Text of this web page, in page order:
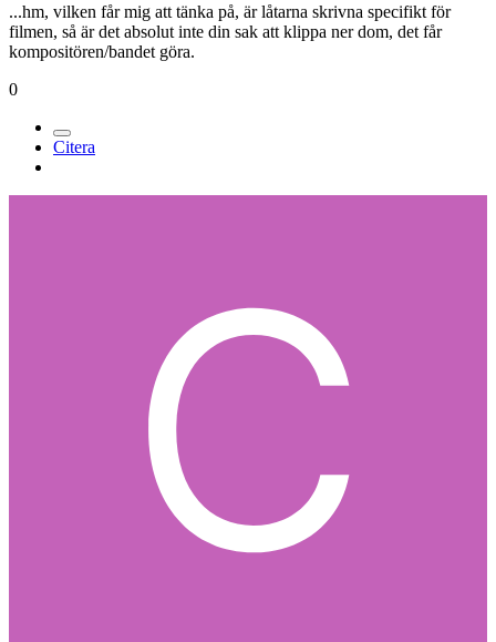
...hm, vilken får mig att tänka på, är låtarna skrivna specifikt för
filmen, så är det absolut inte din sak att klippa ner dom, det får
kompositören/bandet göra.
0
Citera